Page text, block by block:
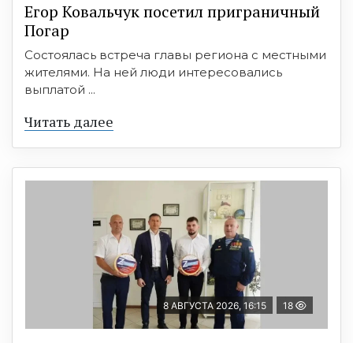
Егор Ковальчук посетил приграничный
Погар
Состоялась встреча главы региона с местными
жителями. На ней люди интересовались
выплатой ...
Читать далее
8 АВГУСТА 2026, 16:15 18